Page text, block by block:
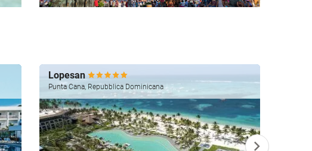
Lopesan
Punta Cana, Repubblica Dominicana